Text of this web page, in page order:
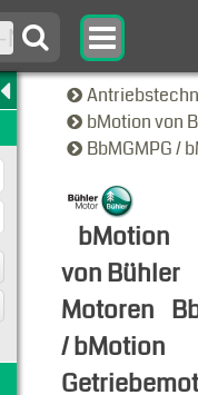
bMotion von
BbMGMPG /
bMotion
von Bühler
Motoren
/ bMotion